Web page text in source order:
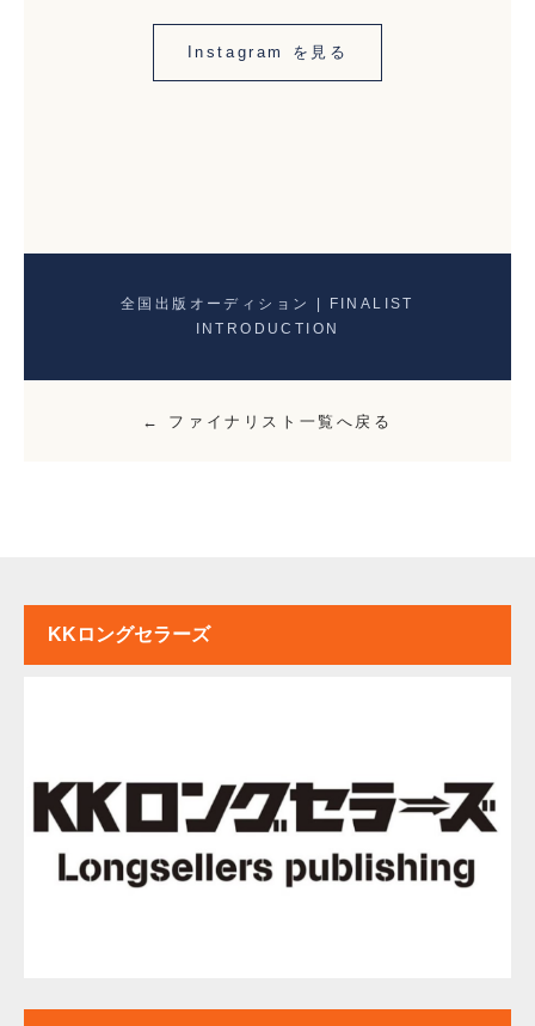
Instagram を見る
全国出版オーディション | FINALIST
INTRODUCTION
← ファイナリスト一覧へ戻る
KKロングセラーズ